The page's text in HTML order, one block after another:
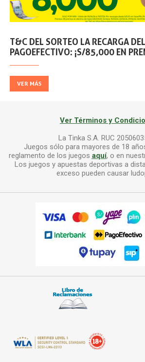
T&C DEL SORTEO LA RECARGA
PAGOEFECTIVO: ¡S/85,000 EN
VER MÁS
Ver Términos y
La Tinka S.A. RUC
Juegos sólo para mayores de 18
reglamento de los juegos aquí, o en
Los juegos y apuestas deportivas a
exceso pueden causar